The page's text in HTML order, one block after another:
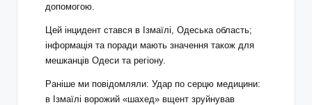
допомогою.
Цей інцидент стався в Ізмаїлі, Одеська область;
інформація та поради мають значення також для
мешканців Одеси та регіону.
Раніше ми повідомляли: Удар по серцю медицини:
в Ізмаїлі ворожий «шахед» вщент зруйнував